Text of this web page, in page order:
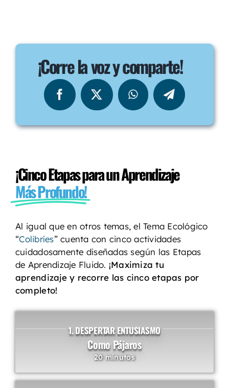
¡Corre la voz y comparte!
¡Cinco Etapas para un Aprendizaje
Más Profundo!
Al igual que en otros temas, el Tema Ecológico
“Colibríes” cuenta con cinco actividades
cuidadosamente diseñadas según las Etapas
de Aprendizaje Fluido. ¡Maximiza tu
aprendizaje y recorre las cinco etapas por
completo!
1. DESPERTAR ENTUSIASMO
Como Pájaros
20 minutos